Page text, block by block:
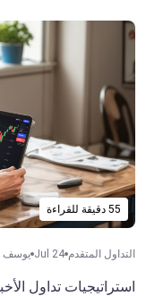
55 دقيقة للقراءة
التداول المتقدم Jul 24 يوسف
استراتيجيات تداول